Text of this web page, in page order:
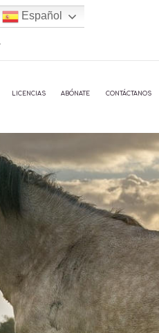
LICENCIAS ABÓNATE CONTÁCTANOS
Español